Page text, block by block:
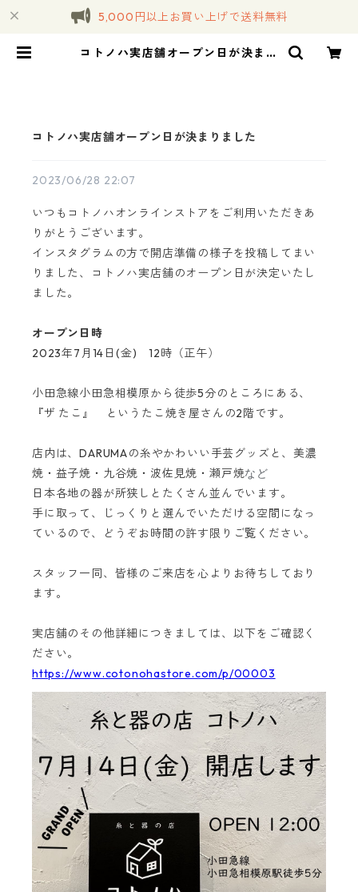
5,000円以上お買い上げで送料無料
コトノハ実店舗オープン日が決まり
コトノハ実店舗オープン日が決まりました
2023/06/28 22:07
いつもコトノハオンラインストアをご利用いただきあ
りがとうございます。
インスタグラムの方で開店準備の様子を投稿してまい
りました、コトノハ実店舗のオープン日が決定いたし
ました。
オープン日時
2023年7月14日(金) 12時（正午）
小田急線小田急相模原から徒歩5分のところにある、
『ザ たこ』 というたこ焼き屋さんの2階です。
店内は、DARUMAの糸やかわいい手芸グッズと、美濃
焼・益子焼・九谷焼・波佐見焼・瀬戸焼など
日本各地の器が所狭しとたくさん並んでいます。
手に取って、じっくりと選んでいただける空間になっ
ているので、どうぞお時間の許す限りご覧ください。
スタッフ一同、皆様のご来店を心よりお待ちしており
ます。
実店舗のその他詳細につきましては、以下をご確認く
ださい。
https://www.cotonohastore.com/p/00003